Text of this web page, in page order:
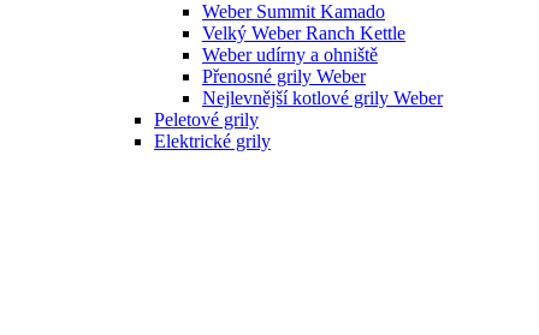
Weber Summit Kamado
Velký Weber Ranch Kettle
Weber udírny a ohniště
Přenosné grily Weber
Nejlevnější kotlové grily Weber
Peletové grily
Elektrické grily